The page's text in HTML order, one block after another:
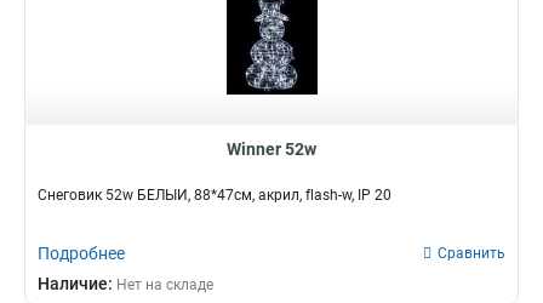
Winner 52w
Снеговик 52w БЕЛЫЙ, 88*47см, акрил, flash-w, IP 20
Подробнее Сравнить
Наличие: Нет на складе